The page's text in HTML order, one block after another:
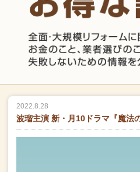
2022.8.28
波瑠主演 新・月10ドラマ『魔法